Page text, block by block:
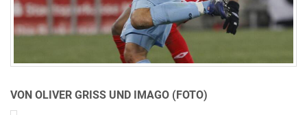
VON OLIVER GRISS UND IMAGO (FOTO)